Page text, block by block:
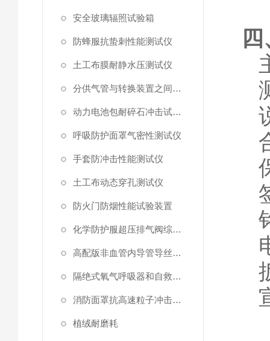
安全玻璃辐照试验箱
防蜂服抗蛰刺性能测试仪
土工布膜耐静水压测试仪
分供气管与转换装置之间连接强度试验机
动力电池包耐碎石冲击试验机
呼吸防护面罩气密性测试仪
手套防冲击性能测试仪
土工布动态穿孔测试仪
防火门防烟性能试验装置
化学防护服超压排气阀综合性测试仪
高配版非血管内导管导丝滑动性能测试仪
隔绝式氧气呼吸器和自救器二氧化碳吸收率及水分含量测试仪
消防面罩抗高速粒子冲击试验机
植绒耐磨耗